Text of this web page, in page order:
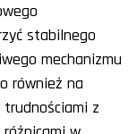
stabilnego
mechanizmu
również na
z